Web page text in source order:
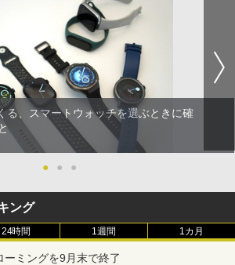
る、スマートウォッチを選ぶときに確
● ● ●
ング
24時間 1週間 1カ月
ーミングを9月末で終了